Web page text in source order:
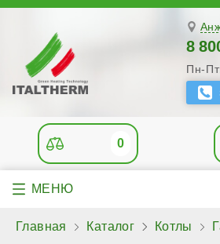
8
Пн-
0
Главная Каталог Котлы